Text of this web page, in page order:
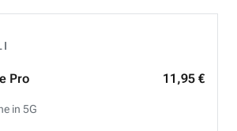
Pro 11,95 €
in 5G